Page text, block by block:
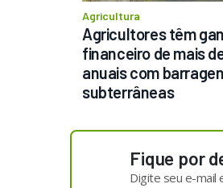
Agricultura
Agricultores têm
financeiro de mais
anuais com
subterrâneas
Fique por
Digite seu e-mail